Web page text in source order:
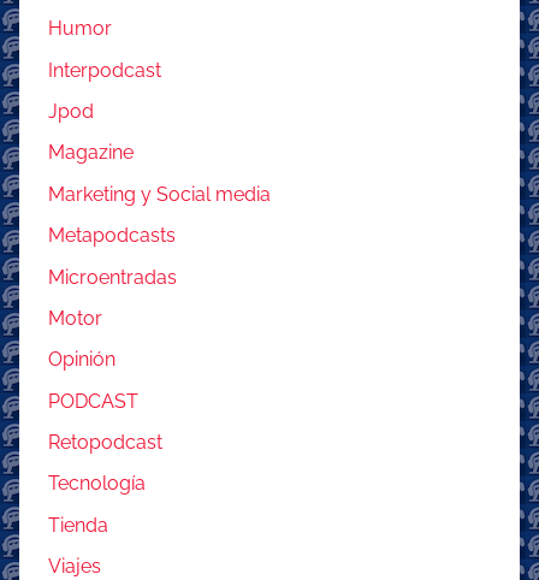
Humor
Interpodcast
Jpod
Magazine
Marketing y Social media
Metapodcasts
Microentradas
Motor
Opinión
PODCAST
Retopodcast
Tecnología
Tienda
Viajes